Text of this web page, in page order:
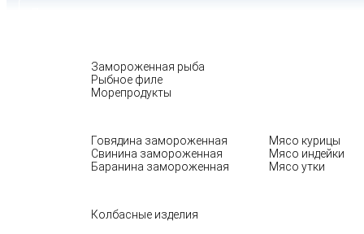
Замороженная рыба
Рыбное филе
Морепродукты
Говядина замороженная
Свинина замороженная
Баранина замороженная
Мясо курицы
Мясо индейки
Мясо утки
Колбасные изделия